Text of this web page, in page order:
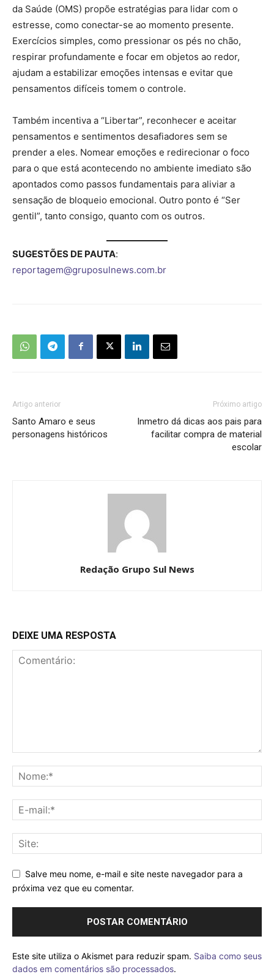
da Saúde (OMS) propõe estratégias para lidar com o
estresse, como conectar-se ao momento presente.
Exercícios simples, como pressionar os pés no chão,
respirar profundamente e focar em objetos ao redor,
ajudam a estabilizar emoções intensas e evitar que
pensamentos difíceis tomem o controle.
Também incentiva a “Libertar”, reconhecer e aceitar
pensamentos e sentimentos desafiadores sem se
prender a eles. Nomear emoções e redirecionar o foco
para o que está acontecendo no ambiente imediato são
apontados como passos fundamentais para aliviar a
sensação de bloqueio emocional. Outro ponto é “Ser
gentil”, tanto consigo, quanto com os outros.
SUGESTÕES DE PAUTA:
reportagem@gruposulnews.com.br
Artigo anterior
Santo Amaro e seus
personagens históricos
Próximo artigo
Inmetro dá dicas aos pais para
facilitar compra de material
escolar
Redação Grupo Sul News
DEIXE UMA RESPOSTA
Salve meu nome, e-mail e site neste navegador para a
próxima vez que eu comentar.
Este site utiliza o Akismet para reduzir spam. Saiba como seus
dados em comentários são processados.